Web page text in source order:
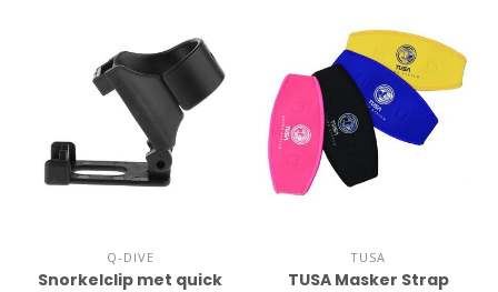
Q-DIVE
Snorkelclip met quick
TUSA
TUSA Masker Strap